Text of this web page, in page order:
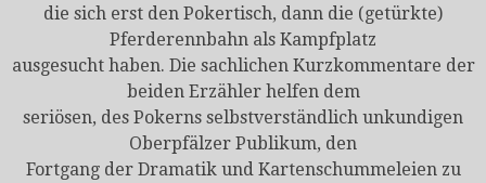
die sich erst den Pokertisch, dann die (getürkte)
Pferderennbahn als Kampfplatz
ausgesucht haben. Die sachlichen Kurzkommentare der
beiden Erzähler helfen dem
seriösen, des Pokerns selbstverständlich unkundigen
Oberpfälzer Publikum, den
Fortgang der Dramatik und Kartenschummeleien zu